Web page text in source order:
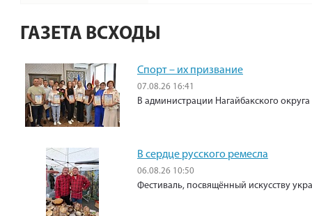
ГАЗЕТА ВСХОДЫ
Спорт – их призвание
07.08.26 16:41
В администрации Нагайбакского
В сердце русского ремесла
06.08.26 10:50
Фестиваль, посвящённый искусству